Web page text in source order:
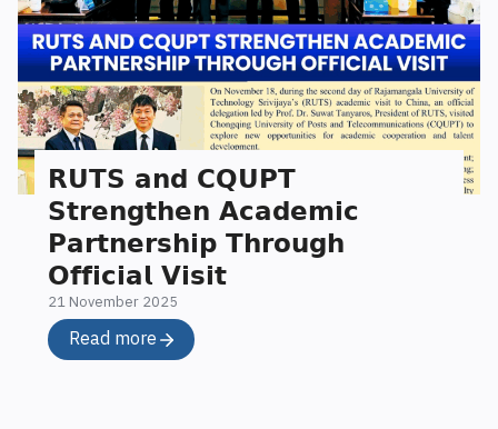
𝗥𝗨𝗧𝗦 𝗮𝗻𝗱 𝗖𝗤𝗨𝗣𝗧
𝗦𝘁𝗿𝗲𝗻𝗴𝘁𝗵𝗲𝗻 𝗔𝗰𝗮𝗱𝗲𝗺𝗶𝗰
𝗣𝗮𝗿𝘁𝗻𝗲𝗿𝘀𝗵𝗶𝗽 𝗧𝗵𝗿𝗼𝘂𝗴𝗵
𝗢𝗳𝗳𝗶𝗰𝗶𝗮𝗹 𝗩𝗶𝘀𝗶𝘁
21 November 2025
Read more